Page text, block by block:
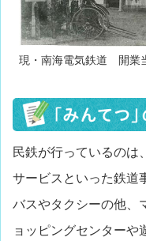
現・南海電気鉄道 開業
民鉄が行っているのは
サービスといった鉄道
バスやタクシーの他、
ョッピングセンターや